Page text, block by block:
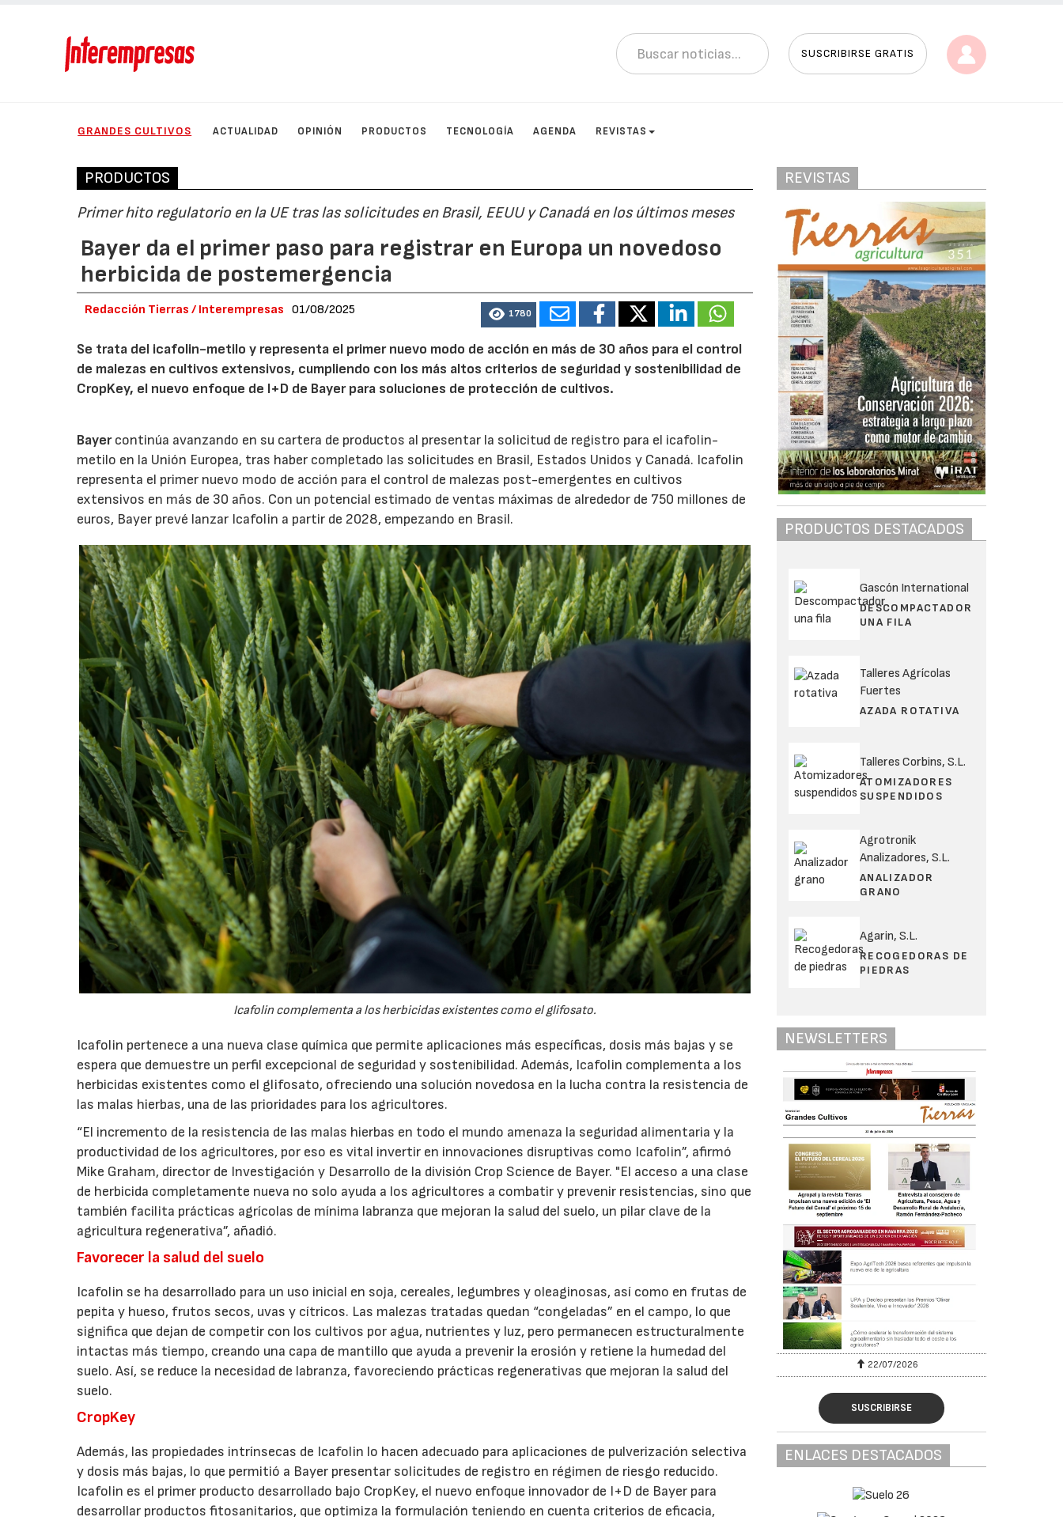
SUSCRIBIRSE GRATIS
GRANDES CULTIVOS ACTUALIDAD OPINIÓN PRODUCTOS TECNOLOGÍA AGENDA REVISTAS
PRODUCTOS
Primer hito regulatorio en la UE tras las solicitudes en Brasil, EEUU y Canadá en los últimos meses
Bayer da el primer paso para registrar en Europa un novedoso
herbicida de postemergencia
Redacción Tierras / Interempresas 01/08/2025 1780
Se trata del icafolin-metilo y representa el primer nuevo modo de acción en más de 30 años para el control
de malezas en cultivos extensivos, cumpliendo con los más altos criterios de seguridad y sostenibilidad de
CropKey, el nuevo enfoque de I+D de Bayer para soluciones de protección de cultivos.
Bayercontinúa avanzando en su cartera de productos al presentar la solicitud de registro para el icafolin-
metilo en la Unión Europea, tras haber completado las solicitudes en Brasil, Estados Unidos y Canadá. Icafolin
representa el primer nuevo modo de acción para el control de malezas post-emergentes en cultivos
extensivos en más de 30 años. Con un potencial estimado de ventas máximas de alrededor de 750 millones de
euros, Bayer prevé lanzar Icafolin a partir de 2028, empezando en Brasil.
Icafolin complementa a los herbicidas existentes como el glifosato.
Icafolin pertenece a una nueva clase química que permite aplicaciones más específicas, dosis más bajas y se
espera que demuestre un perfil excepcional de seguridad y sostenibilidad. Además, Icafolin complementa a los
herbicidas existentes como el glifosato, ofreciendo una solución novedosa en la lucha contra la resistencia de
las malas hierbas, una de las prioridades para los agricultores.
“El incremento de la resistencia de las malas hierbas en todo el mundo amenaza la seguridad alimentaria y la
productividad de los agricultores, por eso es vital invertir en innovaciones disruptivas como Icafolin”, afirmó
Mike Graham, director de Investigación y Desarrollo de la división Crop Science de Bayer. "El acceso a una clase
de herbicida completamente nueva no solo ayuda a los agricultores a combatir y prevenir resistencias, sino que
también facilita prácticas agrícolas de mínima labranza que mejoran la salud del suelo, un pilar clave de la
agricultura regenerativa”, añadió.
Favorecer la salud del suelo
Icafolin se ha desarrollado para un uso inicial en soja, cereales, legumbres y oleaginosas, así como en frutas de
pepita y hueso, frutos secos, uvas y cítricos. Las malezas tratadas quedan “congeladas” en el campo, lo que
significa que dejan de competir con los cultivos por agua, nutrientes y luz, pero permanecen estructuralmente
intactas más tiempo, creando una capa de mantillo que ayuda a prevenir la erosión y retiene la humedad del
suelo. Así, se reduce la necesidad de labranza, favoreciendo prácticas regenerativas que mejoran la salud del
suelo.
CropKey
Además, las propiedades intrínsecas de Icafolin lo hacen adecuado para aplicaciones de pulverización selectiva
y dosis más bajas, lo que permitió a Bayer presentar solicitudes de registro en régimen de riesgo reducido.
Icafolin es el primer producto desarrollado bajo CropKey, el nuevo enfoque innovador de I+D de Bayer para
desarrollar productos fitosanitarios, que optimiza la formulación teniendo en cuenta criterios de eficacia,
REVISTAS
PRODUCTOS DESTACADOS
Gascón International
DESCOMPACTADOR
UNA FILA
Talleres Agrícolas
Fuertes
AZADA ROTATIVA
Talleres Corbins, S.L.
ATOMIZADORES
SUSPENDIDOS
Agrotronik
Analizadores, S.L.
ANALIZADOR
GRANO
Agarin, S.L.
RECOGEDORAS DE
PIEDRAS
NEWSLETTERS
22/07/2026 29/07/2026 22/07/2026
SUSCRIBIRSE
ENLACES DESTACADOS